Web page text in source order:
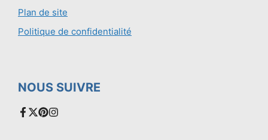
Plan de site
Politique de confidentialité
NOUS SUIVRE